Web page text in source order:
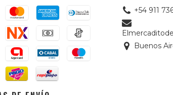
+54 911
Buenos